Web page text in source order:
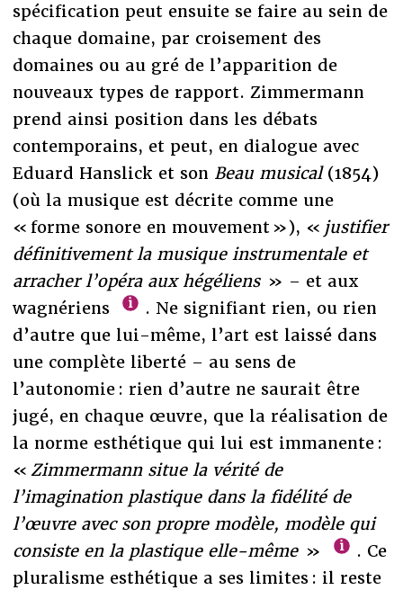
spécification peut ensuite se faire au sein de
chaque domaine, par croisement des
domaines ou au gré de l’apparition de
nouveaux types de rapport. Zimmermann
prend ainsi position dans les débats
contemporains, et peut, en dialogue avec
Eduard Hanslick et son Beau musical (1854)
(où la musique est décrite comme une
« forme sonore en mouvement »), « justifier
définitivement la musique instrumentale et
arracher l’opéra aux hégéliens » – et aux
wagnériens
. Ne signifiant rien, ou rien
d’autre que lui-même, l’art est laissé dans
une complète liberté – au sens de
l’autonomie : rien d’autre ne saurait être
jugé, en chaque œuvre, que la réalisation de
la norme esthétique qui lui est immanente :
« Zimmermann situe la vérité de
l’imagination plastique dans la fidélité de
l’œuvre avec son propre modèle, modèle qui
consiste en la plastique elle-même »
. Ce
pluralisme esthétique a ses limites : il reste